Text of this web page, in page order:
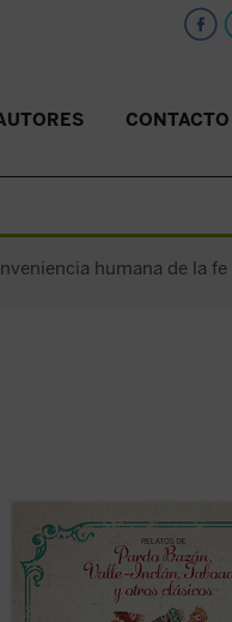
CONTACTO
humana de la
En la selección de relatos que
ofrece, algunos de los mejores
nuestra literatura han narrado
maestría la realidad de la